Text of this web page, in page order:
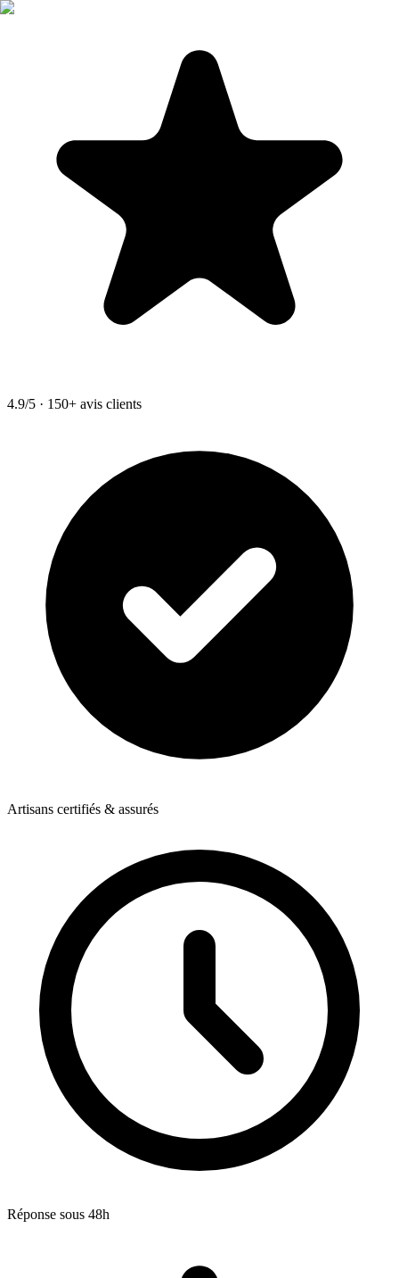
4.9/5 · 150+ avis clients
Artisans certifiés & assurés
Réponse sous 48h